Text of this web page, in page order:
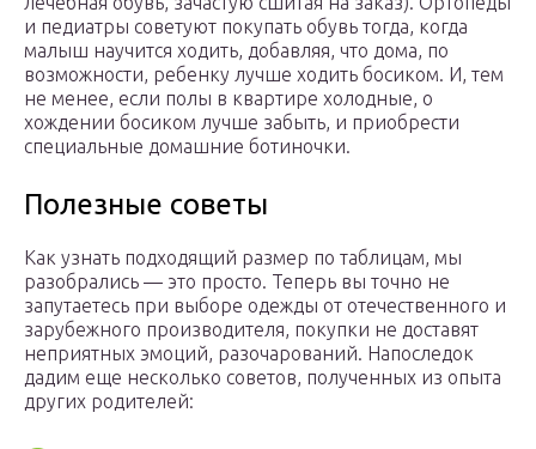
и педиатры советуют покупать обувь тогда, когда
малыш научится ходить, добавляя, что дома, по
возможности, ребенку лучше ходить босиком. И, тем
не менее, если полы в квартире холодные, о
хождении босиком лучше забыть, и приобрести
специальные домашние ботиночки.
Полезные советы
Как узнать подходящий размер по таблицам, мы
разобрались — это просто. Теперь вы точно не
запутаетесь при выборе одежды от отечественного и
зарубежного производителя, покупки не доставят
неприятных эмоций, разочарований. Напоследок
дадим еще несколько советов, полученных из опыта
других родителей: